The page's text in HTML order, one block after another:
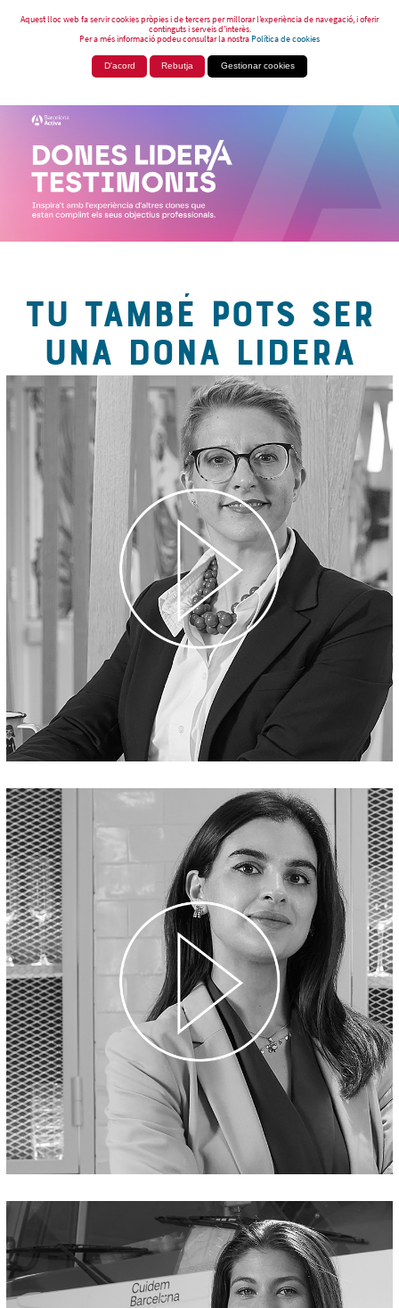
Aquest lloc web fa servir cookies pròpies i de tercers per millorar l’experiència de navegació, i oferir
continguts i serveis d’interès.
Per a més informació podeu consultar la nostraPolítica de cookies
D'acord Rebutja Gestionar cookies
TU TAMBÉ POTS SER
UNA DONA LIDERA